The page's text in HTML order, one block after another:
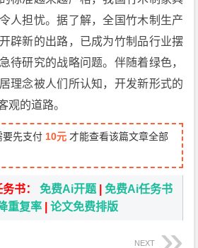
人担忧。据了解，全国竹木制生产
辟新的出路，已成为竹制品行业摆
待研究的战略问题。伴随着绿色，
理念被人们所认知，开发新形式的
观的道路。
要先支付 10元 才能查看该篇文章全部
务书：免费Ai开题 |免费Ai任务书
重复率 |论文免费排版
NEXT